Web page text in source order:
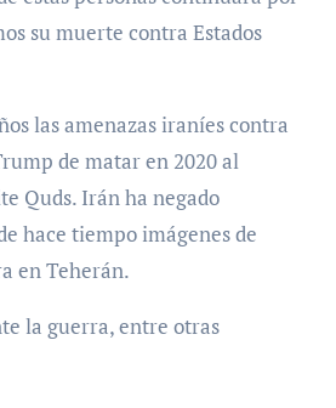
su muerte contra Estados
las amenazas iraníes contra
de matar en 2020 al
Quds. Irán ha negado
hace tiempo imágenes de
en Teherán.
la guerra, entre otras